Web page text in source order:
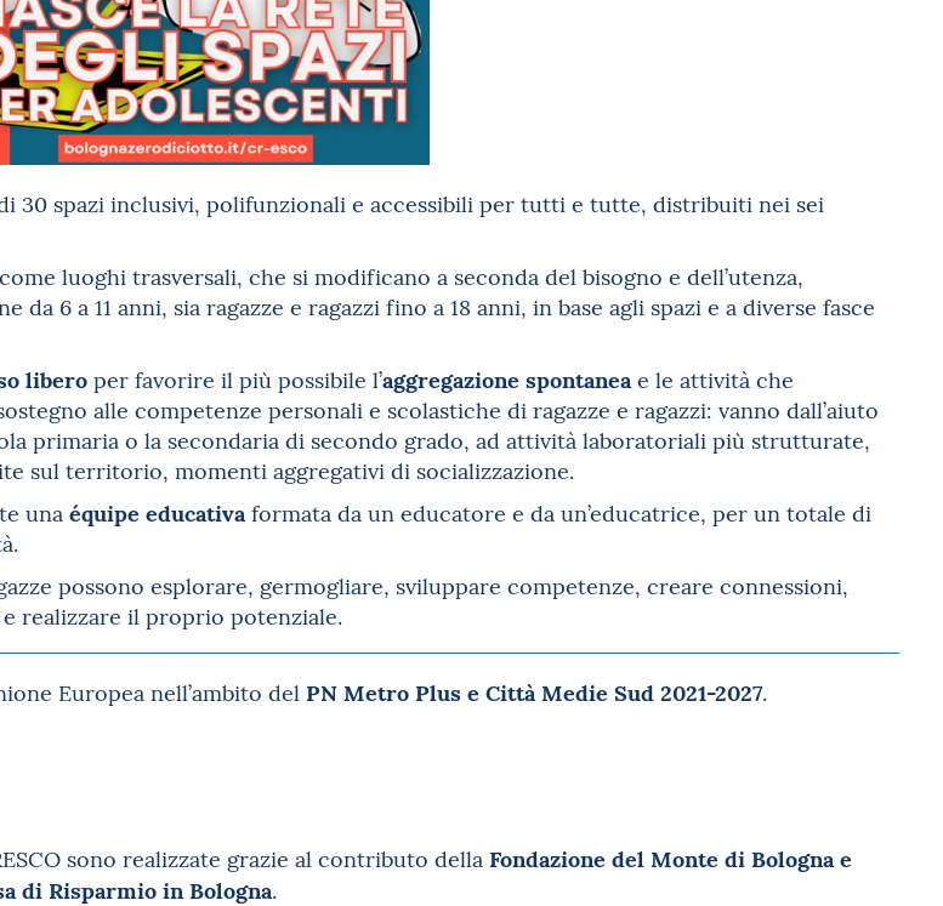
30 spazi inclusivi, polifunzionali e accessibili per tutti e tutte, distribuiti nei sei
luoghi trasversali, che si modificano a seconda del bisogno e dell’utenza,
da 6 a 11 anni, sia ragazze e ragazzi fino a 18 anni, in base agli spazi e a diverse fasce
libero per favorire il più possibile l’aggregazione spontaneae le attività che
alle competenze personali e scolastiche di ragazze e ragazzi: vanno dall’aiuto
primaria o la secondaria di secondo grado, ad attività laboratoriali più strutturate,
sul territorio, momenti aggregativi di socializzazione.
una équipe educativaformata da un educatore e da un’educatrice, per un totale di
possono esplorare, germogliare, sviluppare competenze, creare connessioni,
realizzare il proprio potenziale.
Europea nell’ambito del PN Metro Plus e Città Medie Sud 2021-2027.
sono realizzate grazie al contributo della Fondazione del Monte di Bologna e
di Risparmio in Bologna.